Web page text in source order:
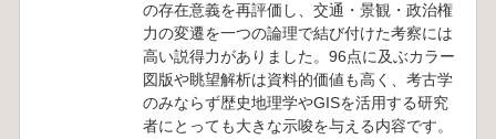
の存在意義を再評価し、交通・景観・政治権
力の変遷を一つの論理で結び付けた考察には
高い説得力がありました。96点に及ぶカラー
図版や眺望解析は資料的価値も高く、考古学
のみならず歴史地理学やGISを活用する研究
者にとっても大きな示唆を与える内容です。